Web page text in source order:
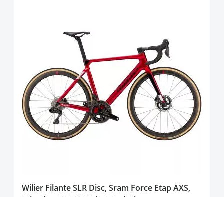
Wilier Filante SLR Disc, Sram Force Etap AXS,